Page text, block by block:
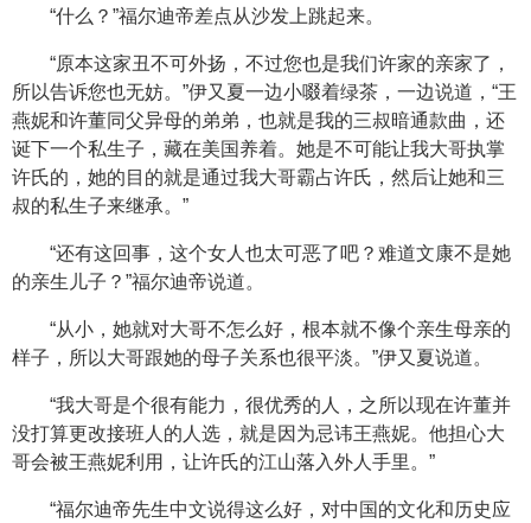
“什么？”福尔迪帝差点从沙发上跳起来。
“原本这家丑不可外扬，不过您也是我们许家的亲家了，
所以告诉您也无妨。”伊又夏一边小啜着绿茶，一边说道，“王
燕妮和许董同父异母的弟弟，也就是我的三叔暗通款曲，还
诞下一个私生子，藏在美国养着。她是不可能让我大哥执掌
许氏的，她的目的就是通过我大哥霸占许氏，然后让她和三
叔的私生子来继承。”
“还有这回事，这个女人也太可恶了吧？难道文康不是她
的亲生儿子？”福尔迪帝说道。
“从小，她就对大哥不怎么好，根本就不像个亲生母亲的
样子，所以大哥跟她的母子关系也很平淡。”伊又夏说道。
“我大哥是个很有能力，很优秀的人，之所以现在许董并
没打算更改接班人的人选，就是因为忌讳王燕妮。他担心大
哥会被王燕妮利用，让许氏的江山落入外人手里。”
“福尔迪帝先生中文说得这么好，对中国的文化和历史应